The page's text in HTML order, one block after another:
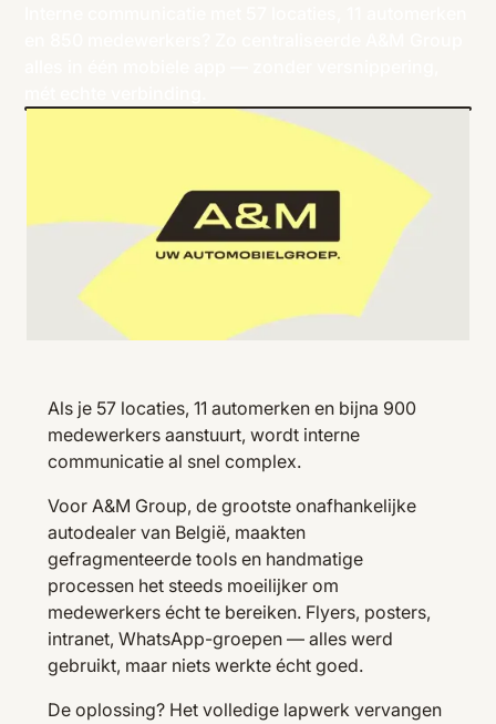
Als je 57 locaties, 11 automerken en bijna 900
medewerkers aanstuurt, wordt interne
communicatie al snel complex.
Voor A&M Group, de grootste onafhankelijke
autodealer van België, maakten
gefragmenteerde tools en handmatige
processen het steeds moeilijker om
medewerkers écht te bereiken. Flyers, posters,
intranet, WhatsApp-groepen — alles werd
gebruikt, maar niets werkte écht goed.
De oplossing? Het volledige lapwerk vervangen